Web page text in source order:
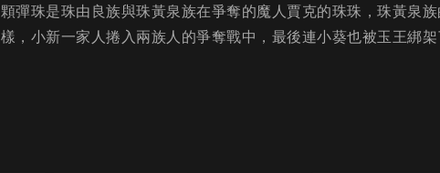
顆彈珠是珠由良族與珠黃泉族在爭奪的魔人賈克的珠珠，珠黃泉
樣，小新一家人捲入兩族人的爭奪戰中，最後連小葵也被玉王綁